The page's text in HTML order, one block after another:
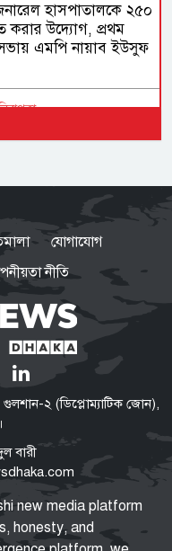
হাসপাতালকে ২৫০
করার উদ্যোগ, প্রথম
সভায় এমপি নায়াব ইউসুফ
ব্যক্তিসহ
দিল, বিবিসি বাংলাকে
সাদ্দামের কল রেকর্ড
দাখিল
হাফিজুরের জামিন
নির্বাচন যেভাবে
কী বলে, কবে থেকে শুরু
যোগাযোগ
নীতি
২ (ডিপ্লোম্যাটিক জোন),
বারী
new media platform
honesty, and